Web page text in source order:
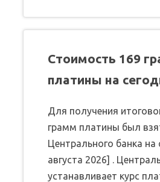
Стоимость 169
платины на
Для получения
грамм платины был
Центрального банка на
августа 2026] .
устанавливает курс